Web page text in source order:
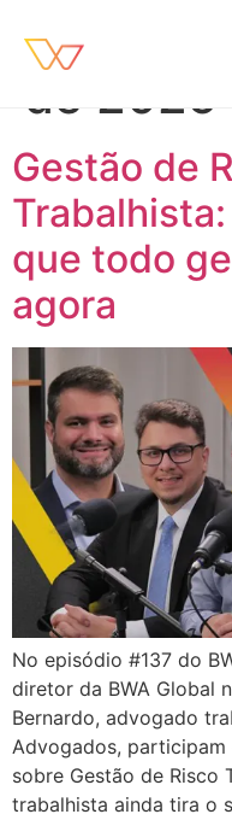
Dia:
29
de 2025
Gestão de
que todo
agora
No episódio #137 do
diretor da BWA Global
Bernardo, advogado
Advogados, participam
sobre Gestão de Risco
trabalhista ainda tira o